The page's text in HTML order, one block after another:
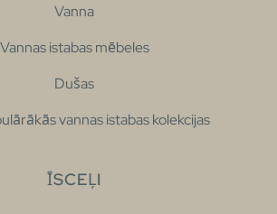
Vanna
Vannas istabas mēbeles
Dušas
vannas istabas kolekcijas
ĪSCEĻI